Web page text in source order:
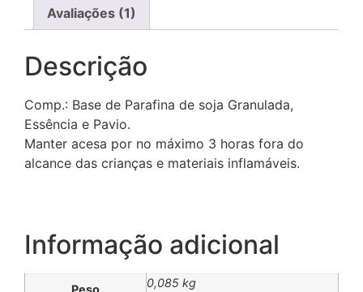
Avaliações (1)
Descrição
Comp.: Base de Parafina de soja Granulada,
Essência e Pavio.
Manter acesa por no máximo 3 horas fora do
alcance das crianças e materiais inflamáveis.
Informação adicional
0,085 kg